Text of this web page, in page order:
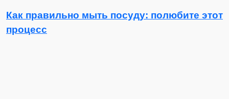
Как правильно мыть посуду: полюбите этот
процесс